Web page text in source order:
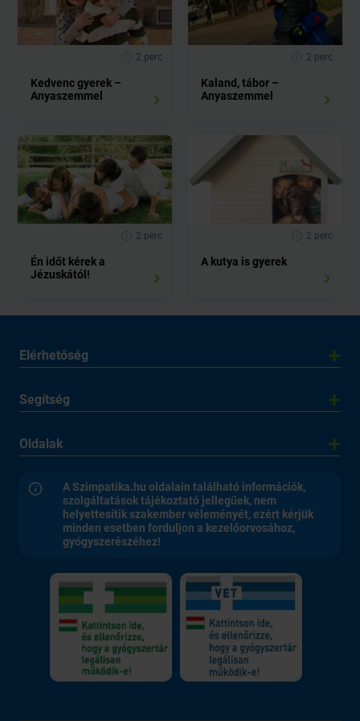
2 perc
Kedvenc gyerek –
Anyaszemmel
2 perc
Kaland, tábor –
Anyaszemmel
2 perc
Én időt kérek a
Jézuskától!
2 perc
A kutya is gyerek
Elérhetőség
Segítség
Oldalak
A Szimpatika.hu oldalain található információk,
szolgáltatások tájékoztató jellegűek, nem
helyettesítik szakember véleményét, ezért kérjük
minden esetben forduljon a kezelőorvosához,
gyógyszerészéhez!